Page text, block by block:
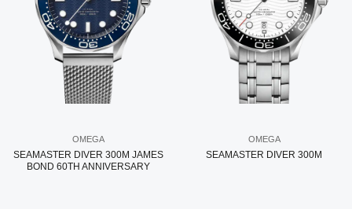
OMEGA
SEAMASTER DIVER 300M JAMES
BOND 60TH ANNIVERSARY
OMEGA
SEAMASTER DIVER 300M